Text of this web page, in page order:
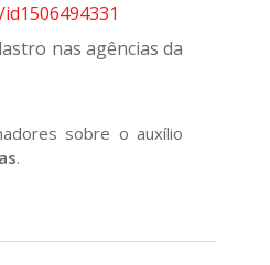
nas agências da
sobre o auxílio
.